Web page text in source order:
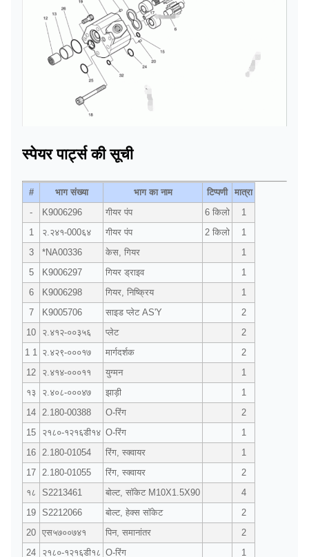
स्पेयर पार्ट्स की सूची
# भाग संख्या भाग का नाम टिप्पणी
मात्रा
-
K9006296 गीयर पंप 6 किलो
1
1
२.२४१-000६४ गीयर पंप 2 किलो
1
3
*NA00336 केस, गियर
1
5
K9006297 गियर ड्राइव
1
6
K9006298 गियर, निष्क्रिय
1
7
K9005706 साइड प्लेट AS'Y
2
10
२.४१२-००३५६ प्लेट
2
1 1
२.४२९-०००१७ मार्गदर्शक
2
12
२.४१४-०००११ युग्मन
1
१३
२.४०८-०००४७ झाड़ी
1
14
2.180-00388 O-रिंग
2
15
२१८०-१२१६डी१४ O-रिंग
1
16
2.180-01054 रिंग, स्क्वायर
1
17
2.180-01055 रिंग, स्क्वायर
2
१८
S2213461 बोल्ट, सॉकेट M10X1.5X90
4
19 S2212066 बोल्ट, हेक्स सॉकेट
2
20 एस५७००७४१ पिन, समानांतर
2
24
२१८०-१२१६डी१८ O-रिंग 1